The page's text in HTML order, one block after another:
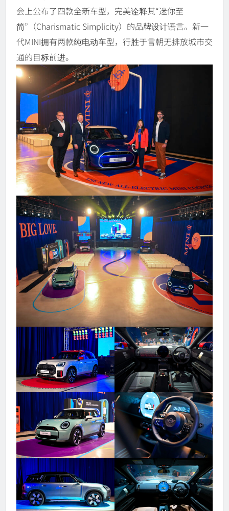
会上公布了四款全新车型，完美诠释其“迷你至
简”（Charismatic Simplicity）的品牌设计语言。新一
代MINI拥有两款纯电动车型，行胜于言朝无排放城市交
通的目标前进。